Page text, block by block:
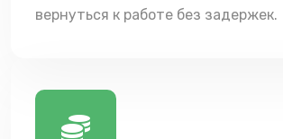
вернуться к работе без задержек.